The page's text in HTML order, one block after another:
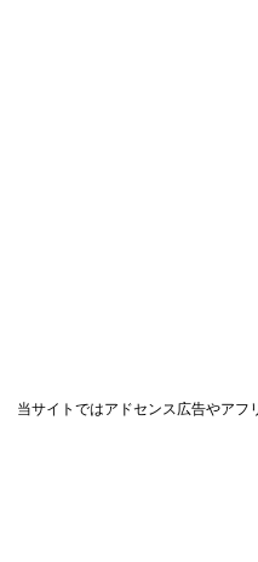
当サイトではアドセンス広告やアフ